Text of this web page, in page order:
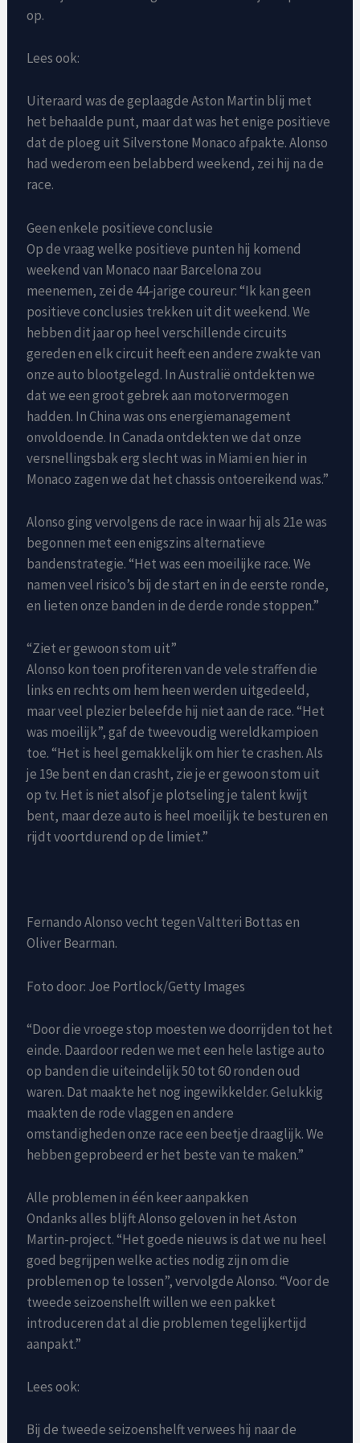
op.
Lees ook:
Uiteraard was de geplaagde Aston Martin blij met
het behaalde punt, maar dat was het enige positieve
dat de ploeg uit Silverstone Monaco afpakte. Alonso
had wederom een ​​belabberd weekend, zei hij na de
race.
Geen enkele positieve conclusie
Op de vraag welke positieve punten hij komend
weekend van Monaco naar Barcelona zou
meenemen, zei de 44-jarige coureur: “Ik kan geen
positieve conclusies trekken uit dit weekend. We
hebben dit jaar op heel verschillende circuits
gereden en elk circuit heeft een andere zwakte van
onze auto blootgelegd. In Australië ontdekten we
dat we een groot gebrek aan motorvermogen
hadden. In China was ons energiemanagement
onvoldoende. In Canada ontdekten we dat onze
versnellingsbak erg slecht was in Miami en hier in
Monaco zagen we dat het chassis ontoereikend was.”
Alonso ging vervolgens de race in waar hij als 21e was
begonnen met een enigszins alternatieve
bandenstrategie. “Het was een moeilijke race. We
namen veel risico’s bij de start en in de eerste ronde,
en lieten onze banden in de derde ronde stoppen.”
“Ziet er gewoon stom uit”
Alonso kon toen profiteren van de vele straffen die
links en rechts om hem heen werden uitgedeeld,
maar veel plezier beleefde hij niet aan de race. “Het
was moeilijk”, gaf de tweevoudig wereldkampioen
toe. “Het is heel gemakkelijk om hier te crashen. Als
je 19e bent en dan crasht, zie je er gewoon stom uit
op tv. Het is niet alsof je plotseling je talent kwijt
bent, maar deze auto is heel moeilijk te besturen en
rijdt voortdurend op de limiet.”
Fernando Alonso vecht tegen Valtteri Bottas en
Oliver Bearman.
Foto door: Joe Portlock/Getty Images
“Door die vroege stop moesten we doorrijden tot het
einde. Daardoor reden we met een hele lastige auto
op banden die uiteindelijk 50 tot 60 ronden oud
waren. Dat maakte het nog ingewikkelder. Gelukkig
maakten de rode vlaggen en andere
omstandigheden onze race een beetje draaglijk. We
hebben geprobeerd er het beste van te maken.”
Alle problemen in één keer aanpakken
Ondanks alles blijft Alonso geloven in het Aston
Martin-project. “Het goede nieuws is dat we nu heel
goed begrijpen welke acties nodig zijn om die
problemen op te lossen”, vervolgde Alonso. “Voor de
tweede seizoenshelft willen we een pakket
introduceren dat al die problemen tegelijkertijd
aanpakt.”
Lees ook:
Bij de tweede seizoenshelft verwees hij naar de